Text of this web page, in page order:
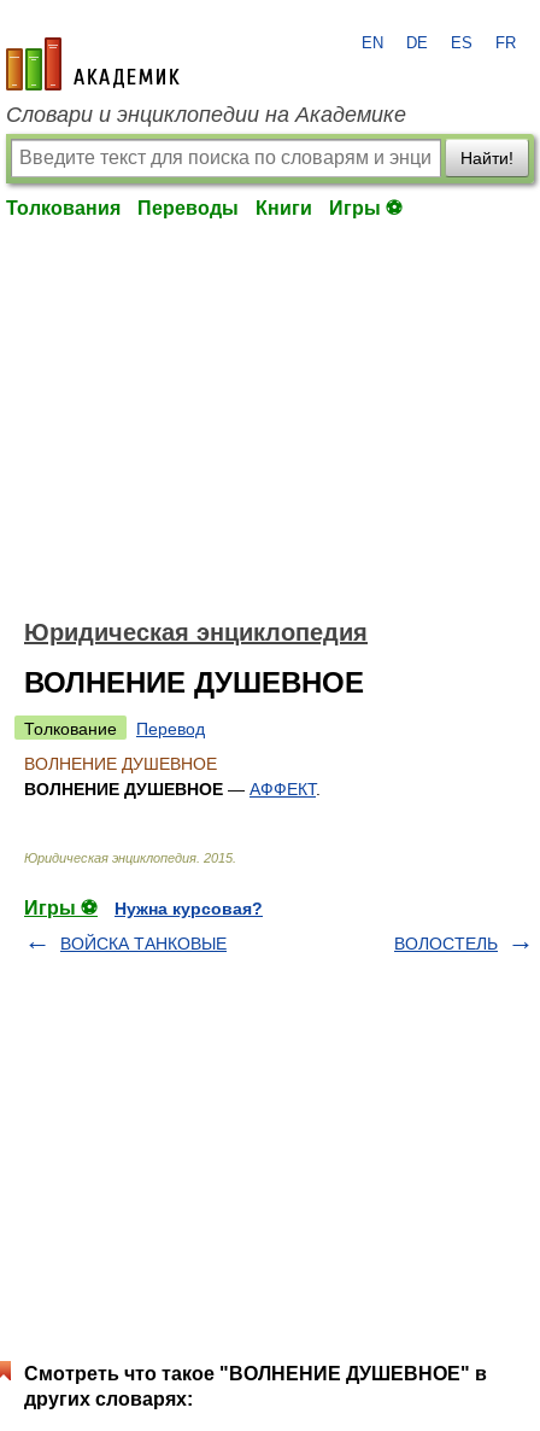
academic.ru
EN DE ES FR
Словари и энциклопедии на Академике
Найти!
Толкования Переводы Книги Игры ⚽
Юридическая энциклопедия
ВОЛНЕНИЕ ДУШЕВНОЕ
Толкование
Перевод
ВОЛНЕНИЕ ДУШЕВНОЕ
ВОЛНЕНИЕ ДУШЕВНОЕ — АФФЕКТ.
Юридическая энциклопедия 2015
Игры ⚽
Нужна курсовая?
ВОЙСКА ТАНКОВЫЕ
ВОЛОСТЕЛЬ
Смотреть что такое "ВОЛНЕНИЕ ДУШЕВНОЕ" в
других словарях: